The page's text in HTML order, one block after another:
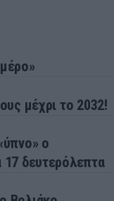
μέχρι το 2032!
ο
17 δευτερόλεπτα